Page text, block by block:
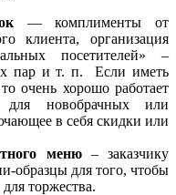
— комплименты от
клиента, организация
посетителей» –
пар и т. п. Если иметь
очень хорошо работает
для новобрачных или
в себя скидки или
меню– заказчику
образцы для того, чтобы
торжества.